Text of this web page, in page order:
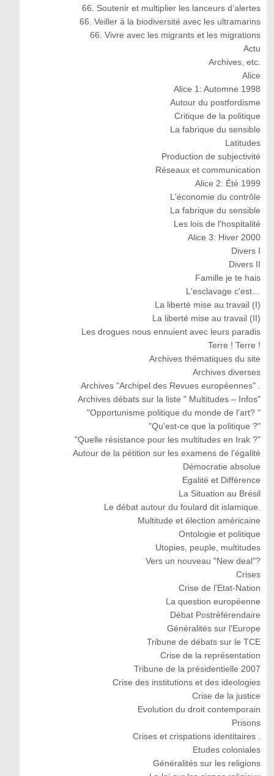
66. Soutenir et multiplier les lanceurs d’alertes
66. Veiller à la biodiversité avec les ultramarins
66. Vivre avec les migrants et les migrations
Actu
Archives, etc.
Alice
Alice 1: Automne 1998
Autour du postfordisme
Critique de la politique
La fabrique du sensible
Latitudes
Production de subjectivité
Réseaux et communication
Alice 2: Été 1999
L'économie du contrôle
La fabrique du sensible
Les lois de l'hospitalité
Alice 3: Hiver 2000
Divers I
Divers II
Famille je te hais
L'esclavage c'est…
La liberté mise au travail (I)
La liberté mise au travail (II)
Les drogues nous ennuient avec leurs paradis
Terre ! Terre !
Archives thématiques du site
Archives diverses
Archives "Archipel des Revues européennes" .
Archives débats sur la liste " Multitudes – Infos"
"Opportunisme politique du monde de l'art? "
"Qu'est-ce que la politique ?"
"Quelle résistance pour les multitudes en Irak ?"
Autour de la pétition sur les examens de l'égalité
Démocratie absolue
Egalité et Différence
La Situation au Brésil
Le débat autour du foulard dit islamique.
Multitude et élection américaine
Ontologie et politique
Utopies, peuple, multitudes
Vers un nouveau "New deal"?
Crises
Crise de l'Etat-Nation
La question européenne
Débat Postréférendaire
Généralités sur l'Europe
Tribune de débats sur le TCE
Crise de la représentation
Tribune de la présidentielle 2007
Crise des institutions et des ideologies
Crise de la justice
Evolution du droit contemporain
Prisons
Crises et crispations identitaires .
Etudes coloniales
Généralités sur les religions